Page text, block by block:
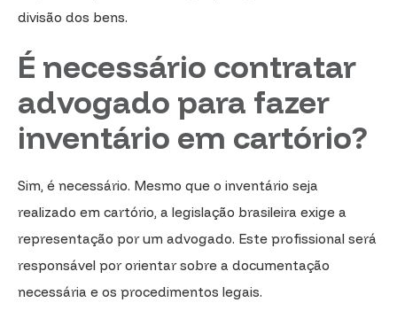
divisão dos bens.
É necessário contratar
advogado para fazer
inventário em cartório?
Sim, é necessário. Mesmo que o inventário seja
realizado em cartório, a legislação brasileira exige a
representação por um advogado. Este profissional será
responsável por orientar sobre a documentação
necessária e os procedimentos legais.